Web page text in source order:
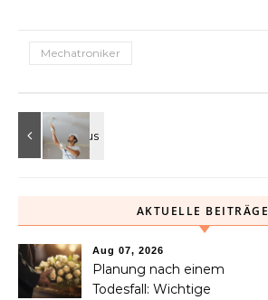
Mechatroniker
AKTUELLE BEITRÄGE
Aug 07, 2026
Planung nach einem
Todesfall: Wichtige